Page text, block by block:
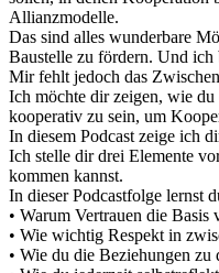
Allianzmodelle.
Das sind alles wunderbare
Baustelle zu fördern. Und ich
Mir fehlt jedoch das
Ich möchte dir zeigen, wie
kooperativ zu sein, um
In diesem Podcast zeige ich
Ich stelle dir drei Elemente
kommen kannst.
In dieser Podcastfolge lernst
• Warum Vertrauen die
• Wie wichtig Respekt in
• Wie du die Beziehungen zu